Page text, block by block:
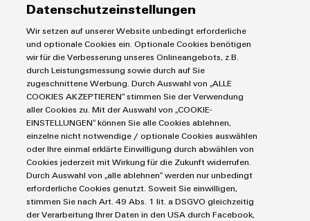
Kundenspezifische
Kabelkonfektionierung
Produktinnovationen
Praxisnahe
Verbindungen für
Ihre Industrie.
Unsere Neuheiten
im Bereich
Industrial
Connectivity.
Koppelrelais
Leiterplattensteckverbinder und Leiterplattenklemmen
Markierungssysteme
Reihenklemmen
Stromversorgungen
Industrial IoT
Industrial Security
Single Pair Ethernet
Smart Metering
SNAP IN Anschlusstechnologie
Workplace Solutions
Service
Connectivity Consulting
eShop / Digitale Bestellmöglichkeiten
Engineering-Daten
PCB Connector Services
Support Center
Technische Produktkataloge
Weidmüller Configurator
Industrien
Datencenter
Gerätehersteller
Maschinenbau
Photovoltaik
Wasserstoff
Weidmüller Industry Match
Impressum
Einkaufs- /Lieferanteninformationen
Datenschutzerklärung
Cookie Richtlinie
Datenschutzeinstellungen
Wir setzen auf unserer Website unbedingt erforderliche
und optionale Cookies ein. Optionale Cookies benötigen
wir für die Verbesserung unseres Onlineangebots, z.B.
durch Leistungsmessung sowie durch auf Sie
zugeschnittene Werbung. Durch Auswahl von „ALLE
COOKIES AKZEPTIEREN“ stimmen Sie der Verwendung
aller Cookies zu. Mit der Auswahl von „COOKIE-
EINSTELLUNGEN“ können Sie alle Cookies ablehnen,
einzelne nicht notwendige / optionale Cookies auswählen
oder Ihre einmal erklärte Einwilligung durch abwählen von
Cookies jederzeit mit Wirkung für die Zukunft widerrufen.
Durch Auswahl von „alle ablehnen“ werden nur unbedingt
erforderliche Cookies genutzt. Soweit Sie einwilligen,
stimmen Sie nach Art. 49 Abs. 1 lit. a DSGVO gleichzeitig
der Verarbeitung Ihrer Daten in den USA durch Facebook,